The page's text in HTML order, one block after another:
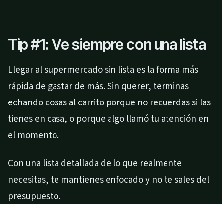
Tip #1: Ve siempre con una lista
Llegar al supermercado sin lista es la forma más
rápida de gastar de más. Sin querer, terminas
echando cosas al carrito porque no recuerdas si las
tienes en casa, o porque algo llamó tu atención en
el momento.
Con una lista detallada de lo que realmente
necesitas, te mantienes enfocado y no te sales del
presupuesto.